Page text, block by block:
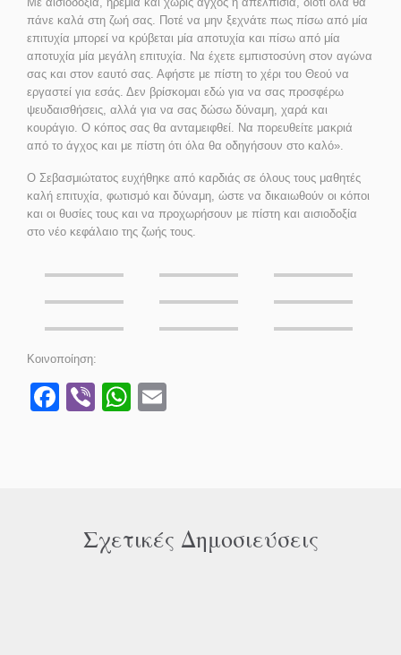
πάνε καλά στη ζωή σας. Ποτέ να μην ξεχνάτε πως πίσω από μία
επιτυχία μπορεί να κρύβεται μία αποτυχία και πίσω από μία
αποτυχία μία μεγάλη επιτυχία. Να έχετε εμπιστοσύνη στον αγώνα
σας και στον εαυτό σας. Αφήστε με πίστη το χέρι του Θεού να
εργαστεί για εσάς. Δεν βρίσκομαι εδώ για να σας προσφέρω
ψευδαισθήσεις, αλλά για να σας δώσω δύναμη, χαρά και
κουράγιο. Ο κόπος σας θα ανταμειφθεί. Να πορευθείτε μακριά
από το άγχος και με πίστη ότι όλα θα οδηγήσουν στο καλό».
Ο Σεβασμιώτατος ευχήθηκε από καρδιάς σε όλους τους μαθητές
καλή επιτυχία, φωτισμό και δύναμη, ώστε να δικαιωθούν οι κόποι
και οι θυσίες τους και να προχωρήσουν με πίστη και αισιοδοξία
στο νέο κεφάλαιο της ζωής τους.
Κοινοποίηση:
Facebook
ViberWhatsApp
Σχετικές Δημοσιεύσεις